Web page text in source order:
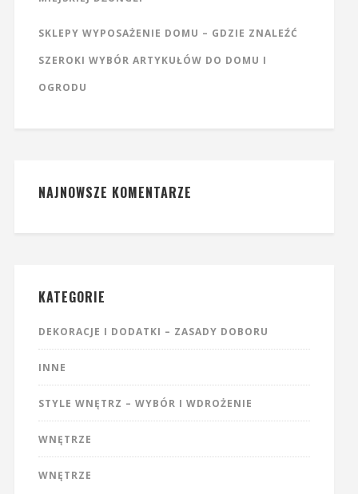
SKLEPY WYPOSAŻENIE DOMU – GDZIE ZNALEŹĆ
SZEROKI WYBÓR ARTYKUŁÓW DO DOMU I
OGRODU
NAJNOWSZE KOMENTARZE
KATEGORIE
DEKORACJE I DODATKI – ZASADY DOBORU
INNE
STYLE WNĘTRZ – WYBÓR I WDROŻENIE
WNĘTRZE
WNĘTRZE